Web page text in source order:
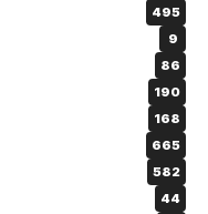
495
9
86
190
168
665
582
44